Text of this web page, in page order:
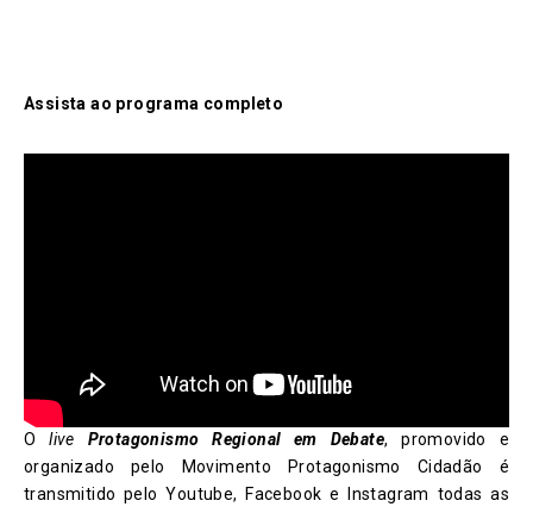
Assista ao programa completo
Olive Protagonismo Regional em Debate, promovido e
organizado pelo Movimento Protagonismo Cidadão é
transmitido pelo Youtube, Facebook e Instagram todas as